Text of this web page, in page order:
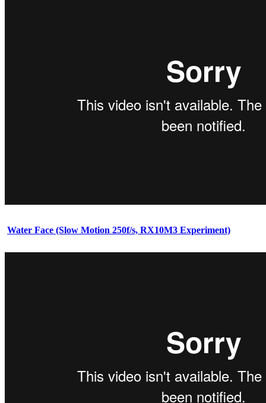
Water Face (Slow Motion 250f/s, RX10M3 Experiment)